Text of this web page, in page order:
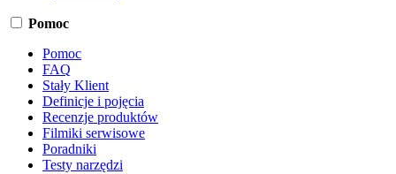
Pomoc
Pomoc
FAQ
Stały Klient
Definicje i pojęcia
Recenzje produktów
Filmiki serwisowe
Poradniki
Testy narzędzi